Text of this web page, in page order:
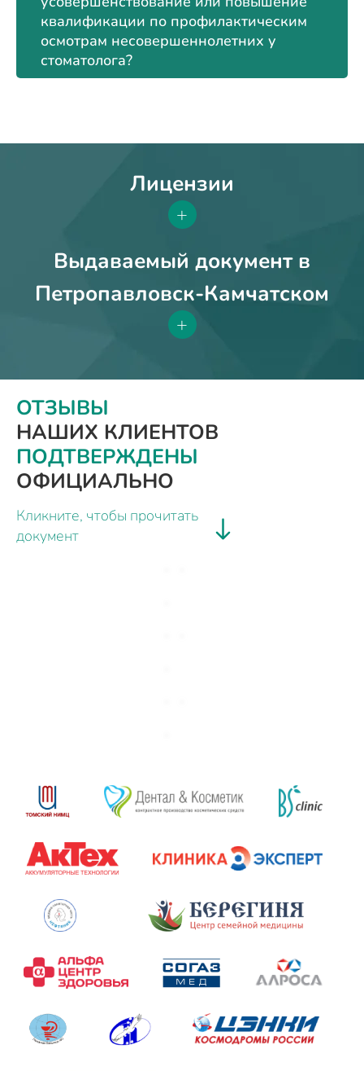
квалификации по профилактическим
осмотрам несовершеннолетних у
стоматолога?
Лицензии
+
Выдаваемый документ в
Петропавловск-Камчатском
+
ОТЗЫВЫ
НАШИХ КЛИЕНТОВ
ПОДТВЕРЖДЕНЫ
ОФИЦИАЛЬНО
Кликните, чтобы прочитать
документ